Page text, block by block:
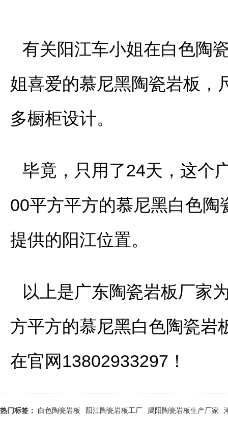
有关阳江车小姐在白色陶
姐喜爱的慕尼黑陶瓷岩板，
多橱柜设计。
毕竟，只用了24天，这个
00平方平方的慕尼黑白色
提供的阳江位置。
以上是广东陶瓷岩板厂家
方平方的慕尼黑白色陶瓷岩
在官网13802933297！
热门标签： 白色陶瓷岩板 阳江陶瓷岩板工厂 揭阳陶瓷岩板生产厂家